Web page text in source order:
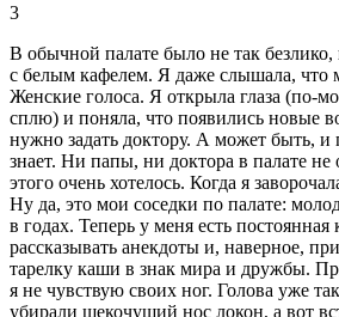
3
В обычной палате было не так безлико,
с белым кафелем. Я даже слышала, что
Женские голоса. Я открыла глаза (по-
сплю) и поняла, что появились новые
нужно задать доктору. А может быть,
знает. Ни папы, ни доктора в палате не
этого очень хотелось. Когда я
Ну да, это мои соседки по палате:
в годах. Теперь у меня есть
рассказывать анекдоты и, наверное,
тарелку каши в знак мира и дружбы.
я не чувствую своих ног. Голова уже
убирали щекочущий нос локон, а вот